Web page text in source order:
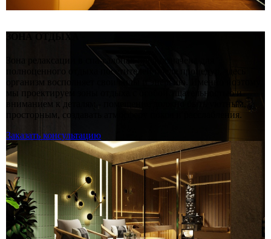
Зона релаксации в спа-салонах предназначена для
полноценного отдыха посетителей после процедур, здесь
организм восполняет свои силы и энергию. Именно поэтому
мы проектируем зоны отдыха с особой тщательностью и
вниманием к деталям - помещение должно быть уютным,
просторным, создавать атмосферу покоя и расслабления.
Заказать консультацию